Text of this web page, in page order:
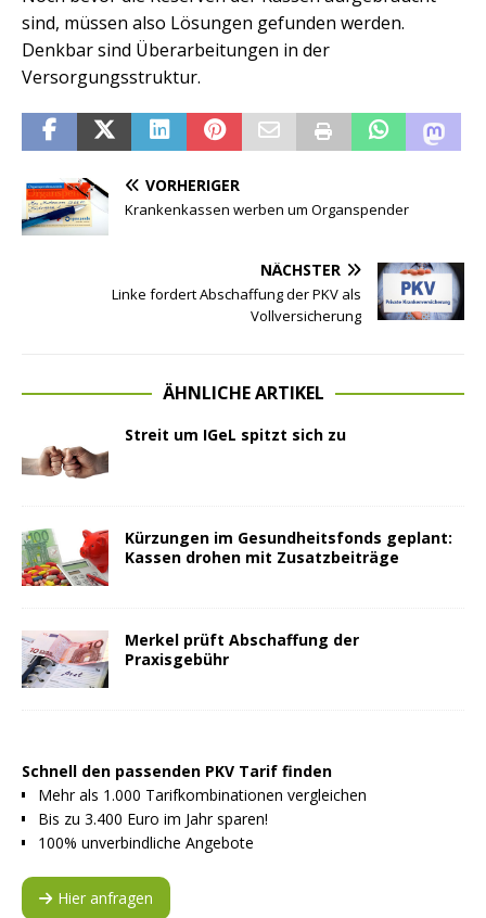
sind, müssen also Lösungen gefunden werden.
Denkbar sind Überarbeitungen in der
Versorgungsstruktur.
VORHERIGER
Krankenkassen werben um Organspender
NÄCHSTER
Linke fordert Abschaffung der PKV als
Vollversicherung
ÄHNLICHE ARTIKEL
Streit um IGeL spitzt sich zu
Kürzungen im Gesundheitsfonds geplant:
Kassen drohen mit Zusatzbeiträge
Merkel prüft Abschaffung der
Praxisgebühr
Schnell den passenden PKV Tarif finden
Mehr als 1.000 Tarifkombinationen vergleichen
Bis zu 3.400 Euro im Jahr sparen!
100% unverbindliche Angebote
Hier anfragen